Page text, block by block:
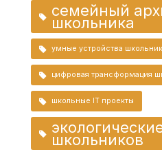
семейный
школьника
умные устройства
цифровая трансформация
школьные IT проекты
школьников